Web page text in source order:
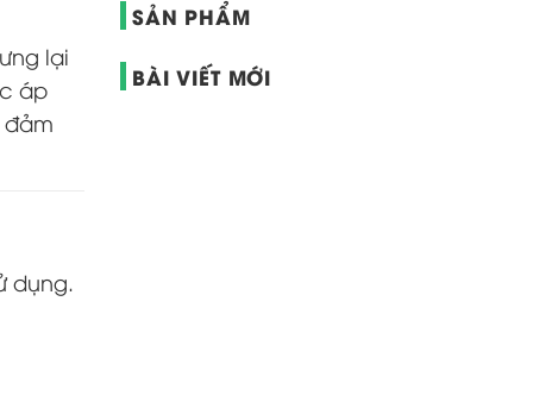
lại
áp
đảm
dụng.
SẢN PHẨM
BÀI VIẾT MỚI